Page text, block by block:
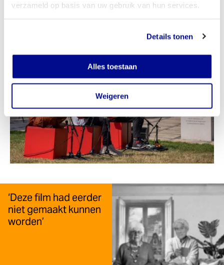
verzameld op basis van uw gebruik van hun services.
Details tonen
Alles toestaan
Weigeren
‘Deze film had eerder
niet gemaakt kunnen
worden’